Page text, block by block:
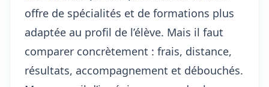
offre de spécialités et de formations plus
adaptée au profil de l’élève. Mais il faut
comparer concrètement : frais, distance,
résultats, accompagnement et débouchés.